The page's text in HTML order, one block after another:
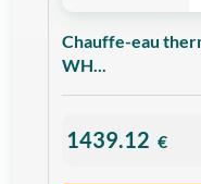
Chauffe-eau
WH...
1439.12 €